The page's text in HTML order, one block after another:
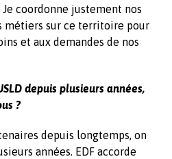
coordonne justement nos
métiers sur ce territoire pour
et aux demandes de nos
depuis plusieurs années,
?
depuis longtemps, on
années. EDF accorde